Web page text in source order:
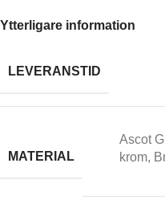
Ytterligare information
LEVERANSTID
MATERIAL
Ascot
krom,